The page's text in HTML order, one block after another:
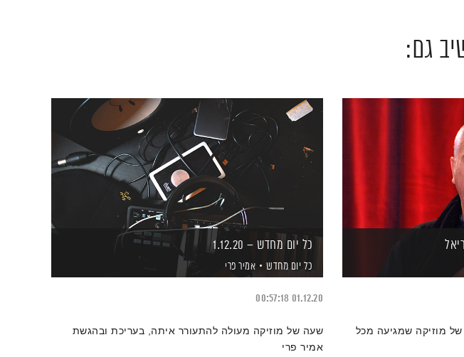
גם:
מוזיקה שמגיעה מכל
כל יום מחדש – 1.12.20
כל יום מחדש אמיר פרי
01.12.20
00:57:18
שעה של מוזיקה מעולה להתעורר איתה, בעריכת ובהגשת
אמיר פרי